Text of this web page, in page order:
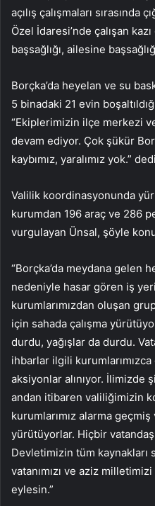
açılış çalışmaları sırasında
Özel İdaresi’nde çalışan
başsağlığı, ailesine
Borçka’da heyelan ve su
5 binadaki 21 evin
“Ekiplerimizin ilçe merkezi
devam ediyor. Çok şükür
kaybımız, yaralımız yok.”
Valilik koordinasyonunda
kurumdan 196 araç ve 286
vurgulayan Ünsal, şöyle
“Borçka’da meydana gelen
nedeniyle hasar gören iş
kurumlarımızdan oluşan
için sahada çalışma
durdu, yağışlar da durdu.
ihbarlar ilgili
aksiyonlar alınıyor. İlimizde
andan itibaren valiliğimizin
kurumlarımız alarma geçmiş
yürütüyorlar. Hiçbir
Devletimizin tüm kaynakları
vatanımızı ve aziz
eylesin.”